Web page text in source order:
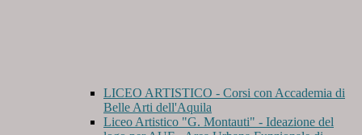
LICEO ARTISTICO - Corsi con Accademia di
Belle Arti dell'Aquila
Liceo Artistico "G. Montauti" - Ideazione del